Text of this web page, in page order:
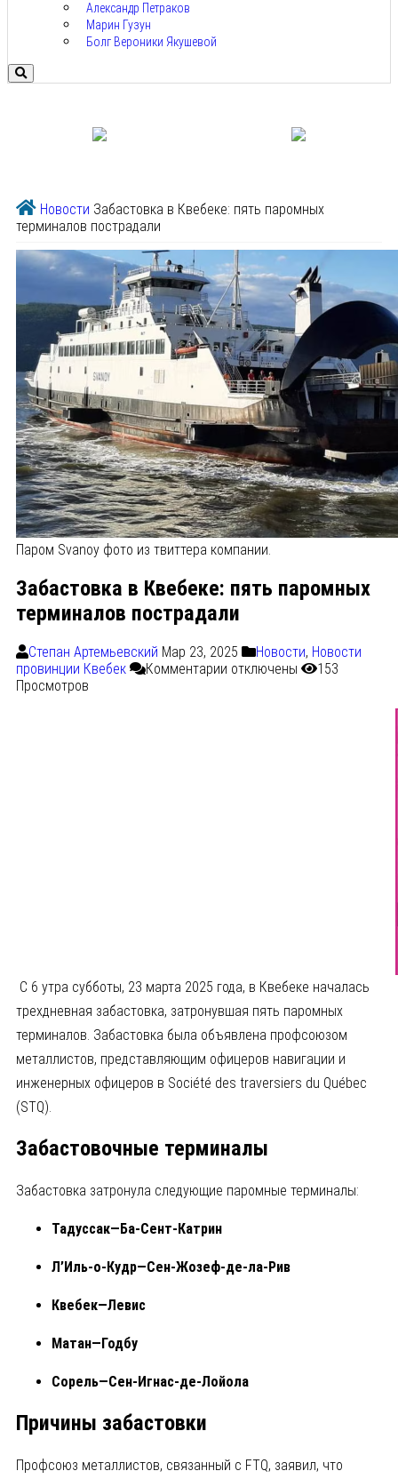
Александр Петраков
Марин Гузун
Болг Вероники Якушевой
Новости Забастовка в Квебеке: пять паромных
терминалов пострадали
Паром Svanoy фото из твиттера компании.
Забастовка в Квебеке: пять паромных
терминалов пострадали
Степан Артемьевский Мар 23, 2025 Новости, Новости
провинции Квебек
Комментарии отключены
153
Просмотров
С 6 утра субботы, 23 марта 2025 года, в Квебеке началась
трехдневная забастовка, затронувшая пять паромных
терминалов. Забастовка была объявлена профсоюзом
металлистов, представляющим офицеров навигации и
инженерных офицеров в Société des traversiers du Québec
(STQ).
Забастовочные терминалы
Забастовка затронула следующие паромные терминалы:
Тадуссак—Ба-Сент-Катрин
Л’Иль-о-Кудр—Сен-Жозеф-де-ла-Рив
Квебек—Левис
Матан—Годбу
Сорель—Сен-Игнас-де-Лойола
Причины забастовки
Профсоюз металлистов, связанный с FTQ, заявил, что